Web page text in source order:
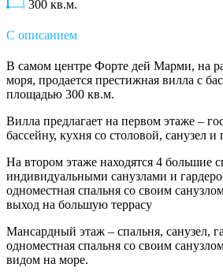
300 кв.м.
С описанием
В самом центре Форте дей Марми, на
моря, продается престижная вилла с
площадью 300 кв.м.
Вилла предлагает на первом этаже –
бассейну, кухня со столовой, санузел и
На втором этаже находятся 4 большие
индивидуальными санузлами и
одноместная спальня со своим
выход на большую террасу
Мансардный этаж – спальня, санузел,
одноместная спальня со своим
видом на море.